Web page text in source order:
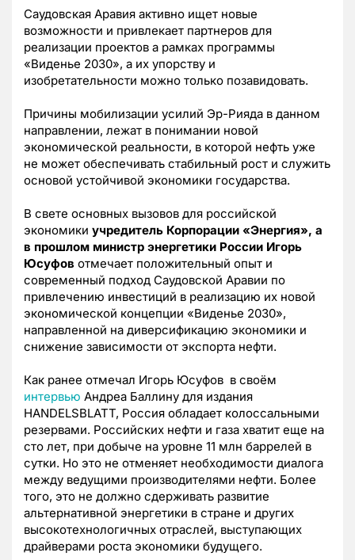
Саудовская Аравия активно ищет новые
возможности и привлекает партнеров для
реализации проектов а рамках программы
«Виденье 2030», а их упорству и
изобретательности можно только позавидовать.
Причины мобилизации усилий Эр-Рияда в данном
направлении, лежат в понимании новой
экономической реальности, в которой нефть уже
не может обеспечивать стабильный рост и служить
основой устойчивой экономики государства.
В свете основных вызовов для российской
экономики учредитель Корпорации «Энергия», а
в прошлом министр энергетики России Игорь
Юсуфов отмечает положительный опыт и
современный подход Саудовской Аравии по
привлечению инвестиций в реализацию их новой
экономической концепции «Виденье 2030»,
направленной на диверсификацию экономики и
снижение зависимости от экспорта нефти.
Как ранее отмечал Игорь Юсуфов в своём
интервью Андреа Баллину для издания
HANDELSBLATT, Россия обладает колоссальными
резервами. Российских нефти и газа хватит еще на
сто лет, при добыче на уровне 11 млн баррелей в
сутки. Но это не отменяет необходимости диалога
между ведущими производителями нефти. Более
того, это не должно сдерживать развитие
альтернативной энергетики в стране и других
высокотехнологичных отраслей, выступающих
драйверами роста экономики будущего.